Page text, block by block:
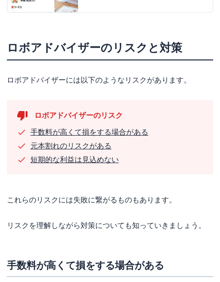
ロボアドバイザーのリスクと対策
ロボアドバイザーには以下のようなリスクがあります。
ロボアドバイザーのリスク
手数料が高くて損をする場合がある
元本割れのリスクがある
短期的な利益は見込めない
これらのリスクには失敗に繋がるものもあります。
リスクを理解しながら対策についても知っていきましょう。
手数料が高くて損をする場合がある